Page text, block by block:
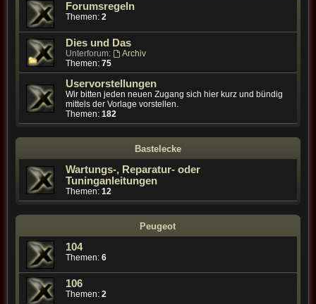
Forumsregeln
Themen: 2
Dies und Das
Unterforum:
Archiv
Themen: 75
Uservorstellungen
Wir bitten jeden neuen Zugang sich hier kurz und bündig
mittels der Vorlage vorstellen.
Themen: 182
Bastelecke
Wartungs-, Reparatur- oder
Tuninganleitungen
Themen: 12
Peugeot
104
Themen: 6
106
Themen: 2